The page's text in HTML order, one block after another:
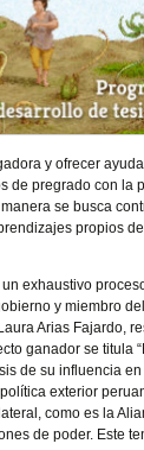
y ofrecer
de pregrado con la
se busca
propios
exhaustivo
y miembro
Arias Fajardo,
ganador se titula
de su influencia
exterior
como es la
de poder. Este